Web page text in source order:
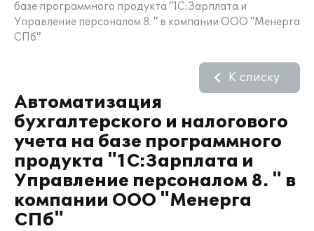
базе программного продукта "1С:Зарплата и
Управление персоналом 8. " в компании ООО "Менерга
СПб"
Автоматизация
бухгалтерского и налогового
учета на базе программного
продукта "1С:Зарплата и
Управление персоналом 8. " в
компании ООО "Менерга
СПб"
К списку